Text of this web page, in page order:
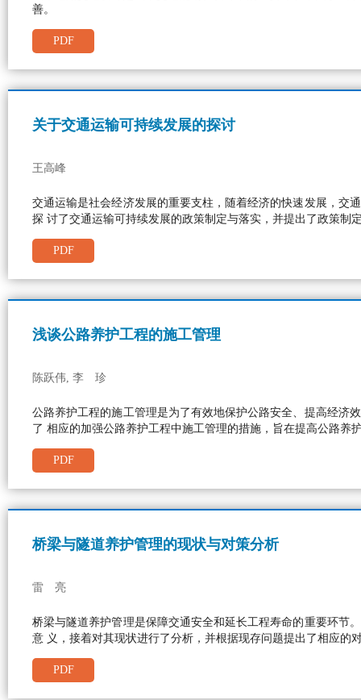
善。
PDF
关于交通运输可持续发展的探讨
王高峰
交通运输是社会经济发展的重要支柱，随着经济的快速发展，交
探 讨了交通运输可持续发展的政策制定与落实，并提出了政策制
PDF
浅谈公路养护工程的施工管理
陈跃伟, 李 珍
公路养护工程的施工管理是为了有效地保护公路安全、提高经济
了 相应的加强公路养护工程中施工管理的措施，旨在提高公路养
PDF
桥梁与隧道养护管理的现状与对策分析
雷 亮
桥梁与隧道养护管理是保障交通安全和延长工程寿命的重要环节
意 义，接着对其现状进行了分析，并根据现存问题提出了相应的
PDF